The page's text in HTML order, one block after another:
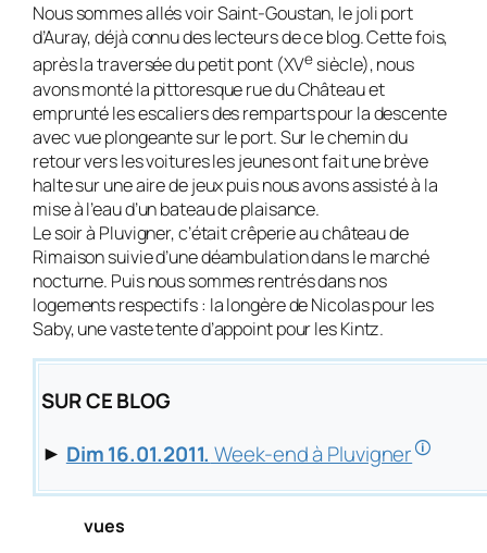
Nous sommes allés voir Saint-Goustan, le joli port
d’Auray, déjà connu des lecteurs de ce blog. Cette fois,
après la traversée du petit pont (XVe siècle), nous
avons monté la pittoresque rue du Château et
emprunté les escaliers des remparts pour la descente
avec vue plongeante sur le port. Sur le chemin du
retour vers les voitures les jeunes ont fait une brève
halte sur une aire de jeux puis nous avons assisté à la
mise à l’eau d’un bateau de plaisance.
Le soir à Pluvigner, c’était crêperie au château de
Rimaison suivie d’une déambulation dans le marché
nocturne. Puis nous sommes rentrés dans nos
logements respectifs : la longère de Nicolas pour les
Saby, une vaste tente d’appoint pour les Kintz.
SUR CE BLOG
► Dim 16.01.2011. Week-end à Pluvigner🛈
vues